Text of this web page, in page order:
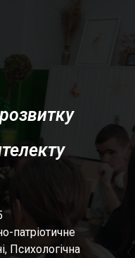
патріотичне
, Психологічна